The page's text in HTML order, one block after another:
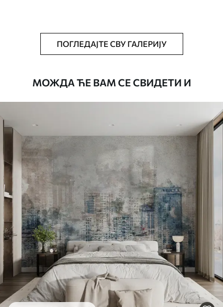
Тапета се може нежно очистити меким
сунђером. Позадине са завршном
водом.
Доступни материјали
Standard
.00 27 .00 €
Premium
56.6734.00€/m²
Premium Vinil
65.00 39.00 €/m²
Peel and Stick
81.6749.00€/m²
ПОГЛЕДАЈТЕ СВУ ГАЛЕРИЈУ
МОЖДА ЋЕ ВАМ СЕ СВИДЕТИ И